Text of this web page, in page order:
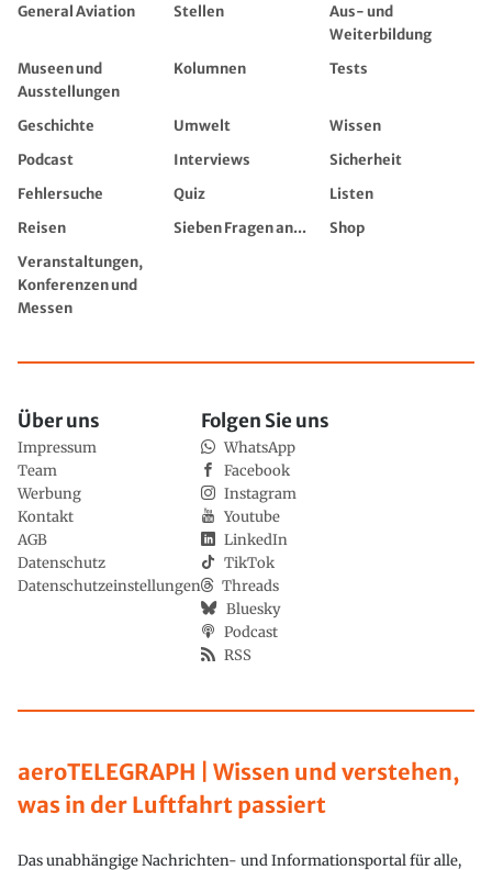
General Aviation
Stellen
Aus- und
Weiterbildung
Museen und
Ausstellungen
Kolumnen Tests
Geschichte Umwelt
Wissen
Podcast
Interviews
Sicherheit
Fehlersuche
Quiz
Listen
Reisen
Sieben Fragen an...
Shop
Veranstaltungen,
Konferenzen und
Messen
aeroTELEGRAPH | Wissen und verstehen,
was in der Luftfahrt passiert
Das unabhängige Nachrichten- und Informationsportal für alle,
Über uns
Impressum
Team
Werbung
Kontakt
AGB
Datenschutz
Datenschutzeinstellungen
Folgen Sie uns
WhatsApp
Facebook
Instagram
Youtube
LinkedIn
TikTok
Threads
Bluesky
Podcast
RSS